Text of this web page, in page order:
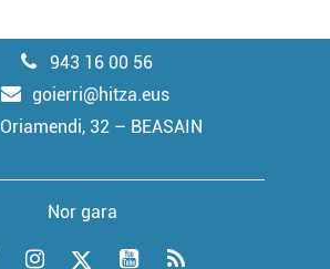
943 16 00 56
goierri@hitza.eus
Oriamendi, 32 – BEASAIN
Nor gara